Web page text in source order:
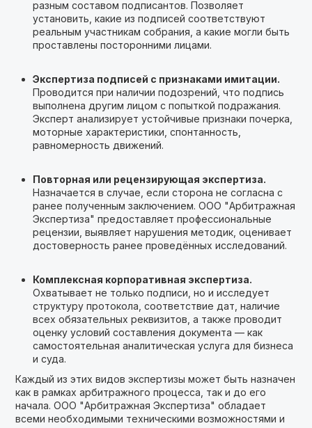
разным составом подписантов. Позволяет
установить, какие из подписей соответствуют
реальным участникам собрания, а какие могли быть
проставлены посторонними лицами.
Экспертиза подписей с признаками имитации.
Проводится при наличии подозрений, что подпись
выполнена другим лицом с попыткой подражания.
Эксперт анализирует устойчивые признаки почерка,
моторные характеристики, спонтанность,
равномерность движений.
Повторная или рецензирующая экспертиза.
Назначается в случае, если сторона не согласна с
ранее полученным заключением. ООО "Арбитражная
Экспертиза" предоставляет профессиональные
рецензии, выявляет нарушения методик, оценивает
достоверность ранее проведённых исследований.
Комплексная корпоративная экспертиза.
Охватывает не только подписи, но и исследует
структуру протокола, соответствие дат, наличие
всех обязательных реквизитов, а также проводит
оценку условий составления документа — как
самостоятельная аналитическая услуга для бизнеса
и суда.
Каждый из этих видов экспертизы может быть назначен
как в рамках арбитражного процесса, так и до его
начала. ООО "Арбитражная Экспертиза" обладает
всеми необходимыми техническими возможностями и